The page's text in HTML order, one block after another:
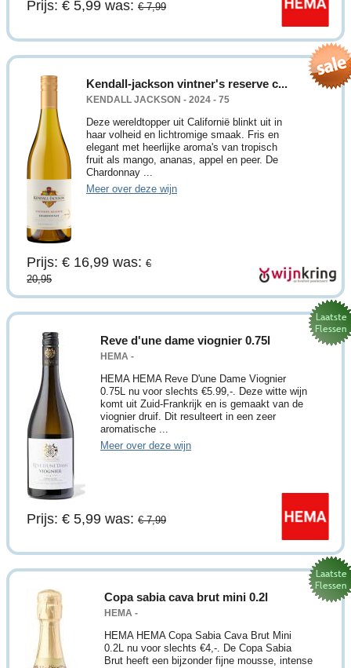
Prijs: € 5,99 was: € 7,99
Kendall-jackson vintner's reserve c...
KENDALL JACKSON - 2024 - 75
Deze wereldtopper uit Californië blinkt uit in
haar volheid en lichtromige smaak. Fris en
elegant met heerlijke aroma's van tropisch
fruit als mango, ananas, appel en peer. De
Chardonnay ...
Meer over deze wijn
Prijs: € 16,99 was: €
20,95
Reve d'une dame viognier 0.75l
HEMA -
HEMA HEMA Reve D'une Dame Viognier
0.75L nu voor slechts €5.99,-. Deze witte wijn
komt uit Zuid-Frankrijk en is gemaakt van de
viognier druif. Dit resulteert in een zeer
aromatische ...
Meer over deze wijn
Prijs: € 5,99 was: € 7,99
Copa sabia cava brut mini 0.2l
HEMA -
HEMA HEMA Copa Sabia Cava Brut Mini
0.2L nu voor slechts €4,-. De Copa Sabia
Brut heeft een bijzonder fijne mousse, intense